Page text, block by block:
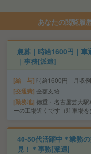
あなたの閲覧履
急募｜時給1600円｜車
｜事務[派遣]
給 与 時給1600円 月収
交通費 全額支給
勤務地 徳重・名古屋芸大
ーの工場近くです（駐車場を
40-50代活躍中＊業務
見！＊事務[派遣]